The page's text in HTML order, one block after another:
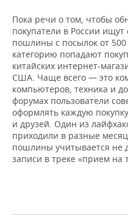
Пока речи о том, чтобы
покупатели в России
пошлины с посылок от
категорию попадают
китайских интернет-
США. Чаще всего — это
компьютеров, техника и
форумах пользователи
оформлять каждую
и друзей. Один из
приходили в разные
пошлины учитывается не
записи в треке «прием на